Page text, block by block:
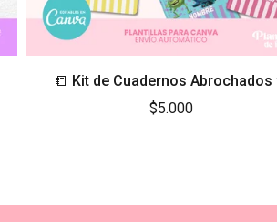
📒 Kit de Cuadernos Abrochados
$5.000